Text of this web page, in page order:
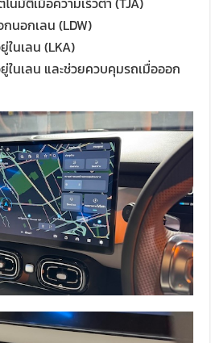
นอกเลน (LDW)
ในเลน (LKA)
ในเลน และช่วยควบคุมรถเมื่อออก